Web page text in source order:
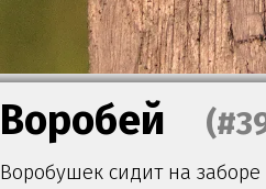
Воробей
Воробушек сидит на